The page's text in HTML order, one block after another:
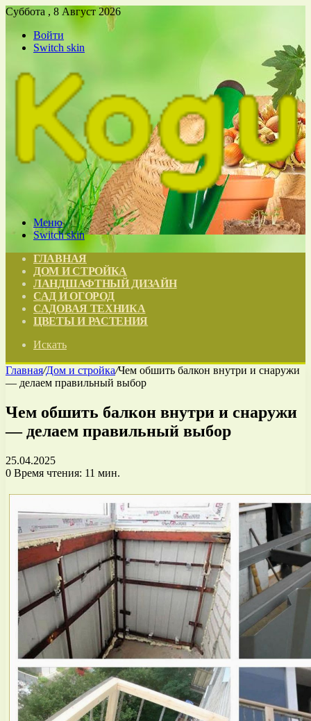
Суббота , 8 Август 2026
Войти
Switch skin
Меню
Switch skin
ГЛАВНАЯ
ДОМ И СТРОЙКА
ЛАНДШАФТНЫЙ ДИЗАЙН
САД И ОГОРОД
САДОВАЯ ТЕХНИКА
ЦВЕТЫ И РАСТЕНИЯ
Искать
Главная/Дом и стройка/Чем обшить балкон внутри и снаружи
— делаем правильный выбор
Чем обшить балкон внутри и снаружи
— делаем правильный выбор
25.04.2025
0 Время чтения: 11 мин.